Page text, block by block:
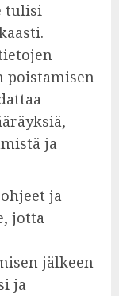
tulisi
poistamisen
ja
ja
jotta
jälkeen
ja